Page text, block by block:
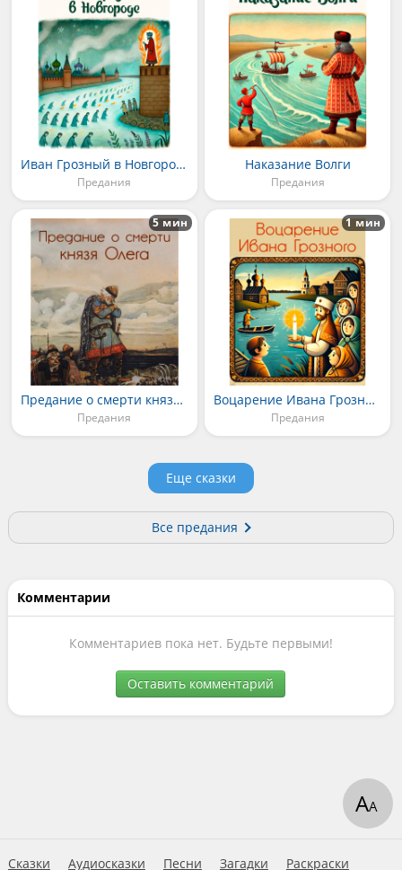
Иван Грозный в Новгороде
Предания
Наказание Волги
Предания
Предание о смерти князя Олега
Предания
5 мин
Воцарение Ивана Грозного
Предания
1 мин
Еще сказки
Все предания
Комментарии
Комментариев пока нет. Будьте первыми!
Оставить комментарий
Сказки Аудиосказки Песни Загадки Раскраски
АА